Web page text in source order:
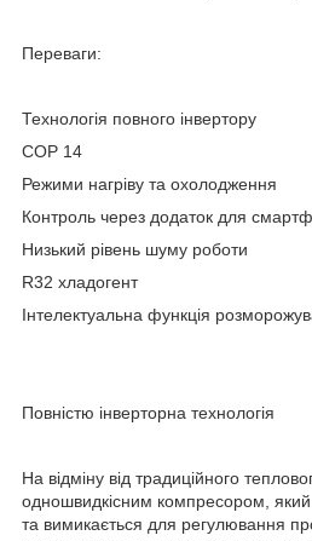
Переваги:
Технологія повного інвертору
COP 14
Режими нагріву та охолодження
Контроль через додаток для
Низький рівень шуму роботи
R32 хладогент
Інтелектуальна функція
Повністю інверторна технологія
На відміну від традиційного
одношвидкісним компресором, який
та вимикається для регулювання